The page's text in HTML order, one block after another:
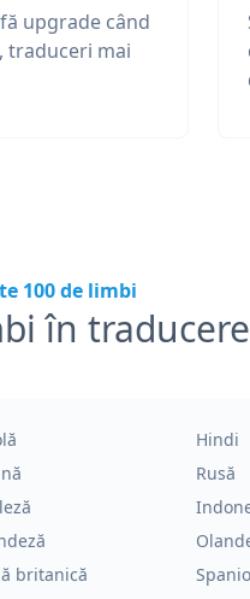
upgrade când
traduceri mai
100 de limbi
în traducere
Hindi
Rusă
britanică